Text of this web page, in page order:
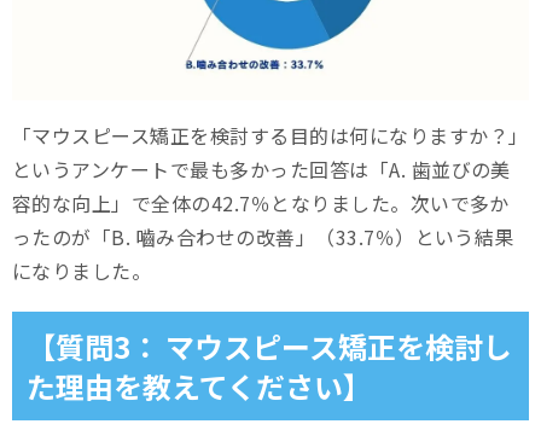
「マウスピース矯正を検討する目的は何になりますか？」
というアンケートで最も多かった回答は「A. 歯並びの美
容的な向上」で全体の42.7％となりました。次いで多か
ったのが「B. 嚙み合わせの改善」（33.7％）という結果
になりました。
【質問3： マウスピース矯正を検討し
た理由を教えてください】